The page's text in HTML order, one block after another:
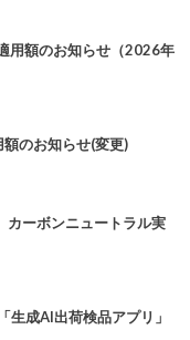
用額のお知らせ（2026年
のお知らせ(変更)
カーボンニュートラル実
生成AI出荷検品アプリ」